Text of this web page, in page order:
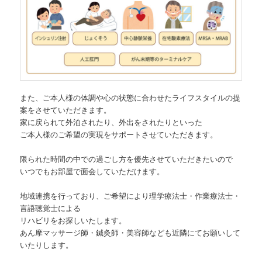
また、ご本人様の体調や心の状態に合わせたライフスタイルの提
案をさせていただきます。
家に戻られて外泊されたり、外出をされたりといった
ご本人様のご希望の実現をサポートさせていただきます。
限られた時間の中での過ごし方を優先させていただきたいので
いつでもお部屋で面会していただけます。
地域連携を行っており、ご希望により理学療法士・作業療法士・
言語聴覚士による
リハビリをお探しいたします。
あん摩マッサージ師・鍼灸師・美容師なども近隣にてお願いして
いたりします。